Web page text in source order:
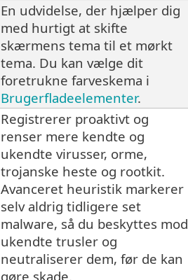
En udvidelse, der hjælper dig
med hurtigt at skifte
skærmens tema til et mørkt
tema. Du kan vælge dit
foretrukne farveskema i
Brugerfladeelementer.
Registrerer proaktivt og
renser mere kendte og
ukendte virusser, orme,
trojanske heste og rootkit.
Avanceret heuristik markerer
selv aldrig tidligere set
malware, så du beskyttes mod
ukendte trusler og
neutraliserer dem, før de kan
gøre skade.